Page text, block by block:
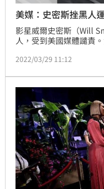
美媒：史密斯挫黑
影星威爾史密斯（Will
人，受到美國媒體譴責
努力都是一大挫敗。
2022/03/29 11:12